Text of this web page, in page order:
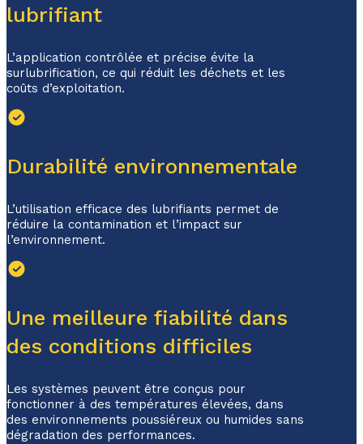
lubrifiant
L’application contrôlée et précise évite la
surlubrification, ce qui réduit les déchets et les
coûts d’exploitation.
Durabilité environnementale
L’utilisation efficace des lubrifiants permet de
réduire la contamination et l’impact sur
l’environnement.
Une meilleure fiabilité dans
des conditions difficiles
Les systèmes peuvent être conçus pour
fonctionner à des températures élevées, dans
des environnements poussiéreux ou humides sans
dégradation des performances.